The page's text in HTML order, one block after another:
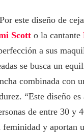
este diseño de
Scott o la cantante
a sus
se busca un
combinada con
“Este diseño
de entre 30 y
feminidad y aportan